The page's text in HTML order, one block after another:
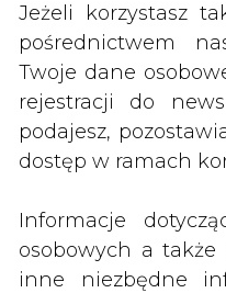
Jeżeli korzystasz
pośrednictwem
Twoje dane
rejestracji do
podajesz,
dostęp w ramach
Informacje
osobowych a
inne niezbędne
o Ruhrgas